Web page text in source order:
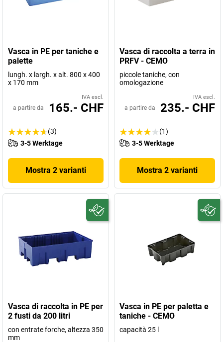
Vasca in PE per taniche e
palette
lungh. x largh. x alt. 800 x 400
x 170 mm
IVA escl.
a partire da 165.- CHF
(3)
3-5 Werktage
Mostra 2 varianti
Vasca di raccolta a terra in
PRFV - CEMO
piccole taniche, con
omologazione
IVA escl.
a partire da 235.- CHF
(1)
3-5 Werktage
Mostra 2 varianti
Vasca di raccolta in PE per
2 fusti da 200 litri
con entrate forche, altezza 350
mm
Vasca in PE per paletta e
taniche - CEMO
capacità 25 l